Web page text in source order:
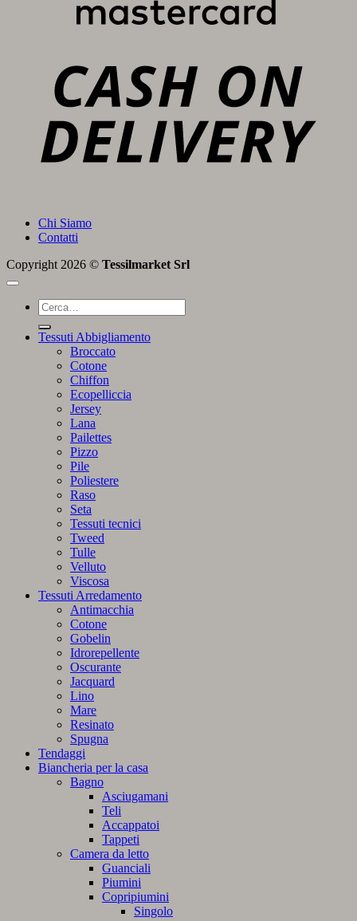
Chi Siamo
Contatti
Copyright 2026 © Tessilmarket Srl
Cerca:
Tessuti Abbigliamento
Broccato
Cotone
Chiffon
Ecopelliccia
Jersey
Lana
Pailettes
Pizzo
Pile
Poliestere
Raso
Seta
Tessuti tecnici
Tweed
Tulle
Velluto
Viscosa
Tessuti Arredamento
Antimacchia
Cotone
Gobelin
Idrorepellente
Oscurante
Jacquard
Lino
Mare
Resinato
Spugna
Tendaggi
Biancheria per la casa
Bagno
Asciugamani
Teli
Accappatoi
Tappeti
Camera da letto
Guanciali
Piumini
Copripiumini
Singolo